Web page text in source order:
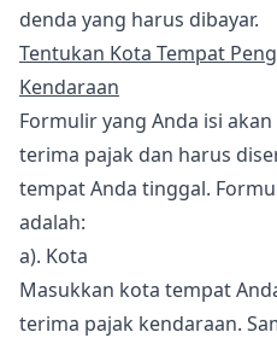
denda yang harus dibayar.
Tentukan Kota Tempat
Kendaraan
Formulir yang Anda isi
terima pajak dan harus
tempat Anda tinggal.
adalah:
a). Kota
Masukkan kota tempat
terima pajak kendaraan.